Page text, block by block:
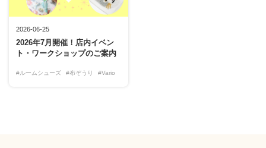
2026-06-25
2026年7月開催！店内イベン
ト・ワークショップのご案内
#ルームシューズ #布ぞうり #Vario